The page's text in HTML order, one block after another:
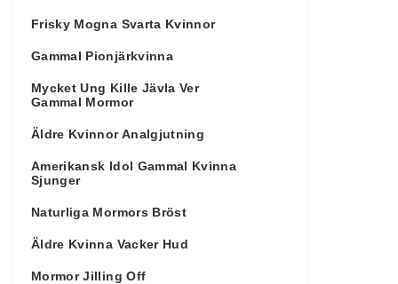
Frisky Mogna Svarta Kvinnor
Gammal Pionjärkvinna
Mycket Ung Kille Jävla Ver
Gammal Mormor
Äldre Kvinnor Analgjutning
Amerikansk Idol Gammal Kvinna
Sjunger
Naturliga Mormors Bröst
Äldre Kvinna Vacker Hud
Mormor Jilling Off